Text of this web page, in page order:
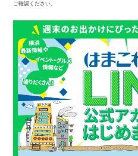
ご確認ください。
観光ガイド
ランキング
ブログ記事
サイトについて